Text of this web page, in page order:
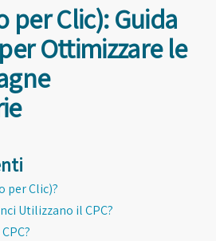
per Clic): Guida
Ottimizzare le
per Clic)?
Utilizzano il CPC?